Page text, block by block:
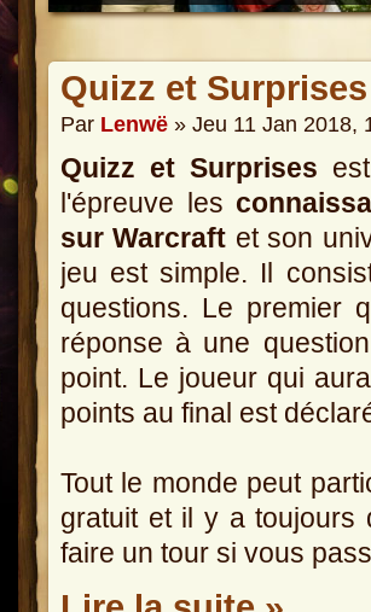
Quizz et Surprises
Par Lenwë » Jeu 11 Jan 2018,
Quizz et Surprises
l'épreuve les
sur Warcraft et son
jeu est simple. Il
questions. Le premier
réponse à une
point. Le joueur qui
points au final est
Tout le monde peut
gratuit et il y a toujours
faire un tour si vous